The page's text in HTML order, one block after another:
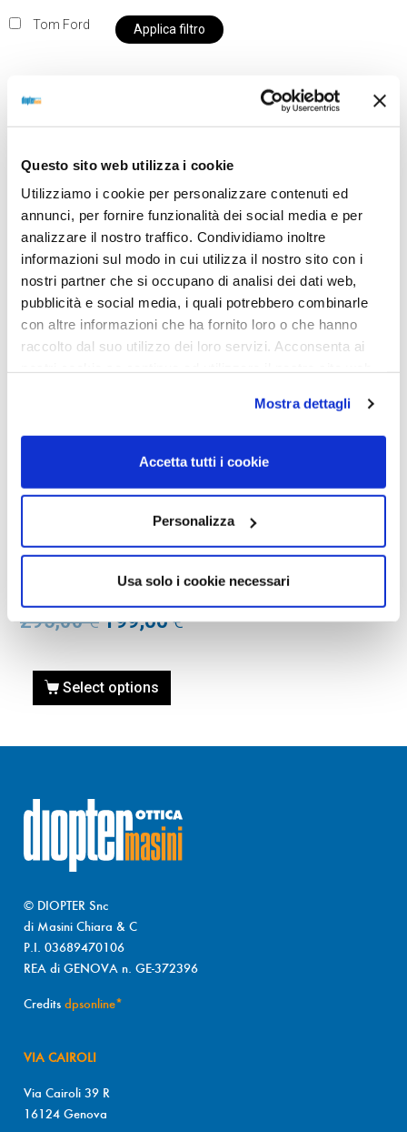
Questo sito web utilizza i cookie
Utilizziamo i cookie per personalizzare contenuti ed
annunci, per fornire funzionalità dei social media e per
analizzare il nostro traffico. Condividiamo inoltre
informazioni sul modo in cui utilizza il nostro sito con i
nostri partner che si occupano di analisi dei dati web,
pubblicità e social media, i quali potrebbero combinarle
con altre informazioni che ha fornito loro o che hanno
raccolto dal suo utilizzo dei loro servizi. Acconsenta ai
Mostra dettagli
Accetta tutti i cookie
Personalizza
Usa solo i cookie necessari
Tom Ford Applica filtro
nostro negozio non saranno disponibili per la
da OTTICA DIOPTER
Showing the single result
OCCHIALI DA SOLE
OCCHIALE DA SOLE TOM
FORD FT0711 FAUSTO –
52F – Avana Scura
295,00€ 199,00€
Select options
© DIOPTER Snc
di Masini Chiara & C
P.I. 03689470106
REA di GENOVA n. GE-372396
Credits dpsonline*
VIA CAIROLI
Via Cairoli 39 R
16124 Genova